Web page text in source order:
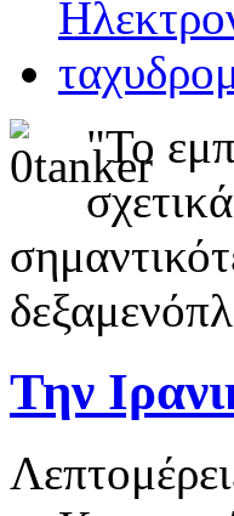
"Το
Την